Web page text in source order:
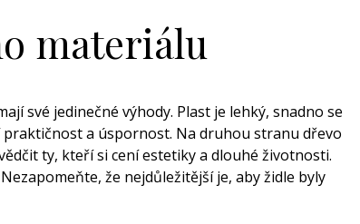
materiálu
své jedinečné výhody. Plast je lehký, snadno se
a úspornost. Na druhou stranu dřevo
ty, kteří si cení estetiky a dlouhé životnosti.
že nejdůležitější je, aby židle byly